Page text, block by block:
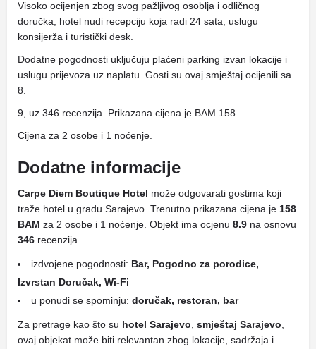
Visoko ocijenjen zbog svog pažljivog osoblja i odličnog
doručka, hotel nudi recepciju koja radi 24 sata, uslugu
konsijerža i turistički desk.
Dodatne pogodnosti uključuju plaćeni parking izvan lokacije i
uslugu prijevoza uz naplatu. Gosti su ovaj smještaj ocijenili sa
8.
9, uz 346 recenzija. Prikazana cijena je BAM 158.
Cijena za 2 osobe i 1 noćenje.
Dodatne informacije
Carpe Diem Boutique Hotel može odgovarati gostima koji
traže hotel u gradu Sarajevo. Trenutno prikazana cijena je 158
BAM za 2 osobe i 1 noćenje. Objekt ima ocjenu 8.9 na osnovu
346 recenzija.
izdvojene pogodnosti: Bar, Pogodno za porodice,
Izvrstan Doručak, Wi-Fi
u ponudi se spominju: doručak, restoran, bar
Za pretrage kao što su hotel Sarajevo smještaj Sarajevo
ovaj objekat može biti relevantan zbog lokacije, sadržaja i